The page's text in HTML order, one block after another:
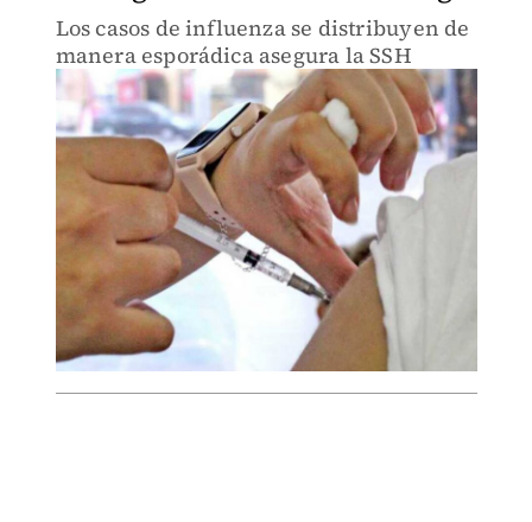
Los casos de influenza se distribuyen de
manera esporádica asegura la SSH